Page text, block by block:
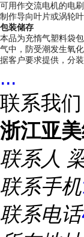
可用作交流电机的电
制作导向叶片或涡轮
包装储存
本品为充惰气塑料袋
气中，防受潮发生氧
据客户要求提供，分装
...
联系我们
浙江亚
联系人
联系手机
联系电话